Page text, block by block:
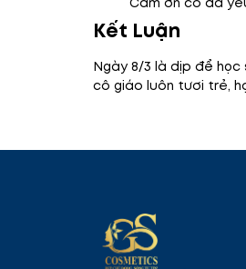
Kết Luận
Ngày 8/3 là dịp để
cô giáo luôn tươi trẻ,